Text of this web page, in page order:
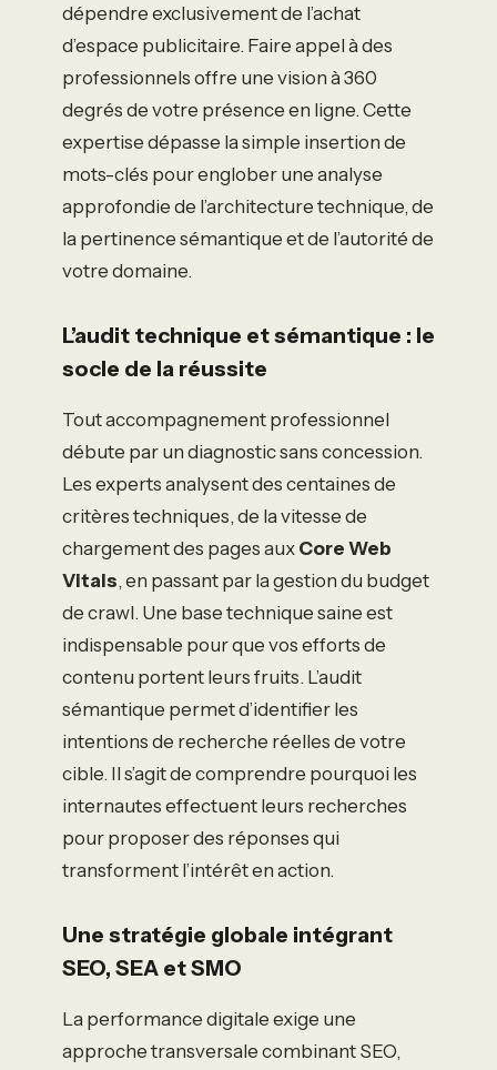
dépendre exclusivement de l’achat
d’espace publicitaire. Faire appel à des
professionnels offre une vision à 360
degrés de votre présence en ligne. Cette
expertise dépasse la simple insertion de
mots-clés pour englober une analyse
approfondie de l’architecture technique, de
la pertinence sémantique et de l’autorité de
votre domaine.
L’audit technique et sémantique : le
socle de la réussite
Tout accompagnement professionnel
débute par un diagnostic sans concession.
Les experts analysent des centaines de
critères techniques, de la vitesse de
chargement des pages aux Core Web
Vitals, en passant par la gestion du budget
de crawl. Une base technique saine est
indispensable pour que vos efforts de
contenu portent leurs fruits. L’audit
sémantique permet d’identifier les
intentions de recherche réelles de votre
cible. Il s’agit de comprendre pourquoi les
internautes effectuent leurs recherches
pour proposer des réponses qui
transforment l’intérêt en action.
Une stratégie globale intégrant
SEO, SEA et SMO
La performance digitale exige une
approche transversale combinant SEO,